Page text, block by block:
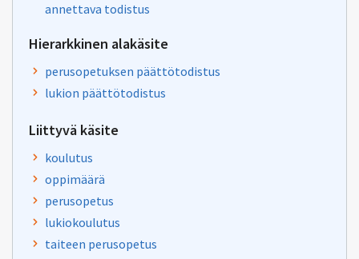
annettava todistus
Hierarkkinen alakäsite
perusopetuksen päättötodistus
lukion päättötodistus
Liittyvä käsite
koulutus
oppimäärä
perusopetus
lukiokoulutus
taiteen perusopetus